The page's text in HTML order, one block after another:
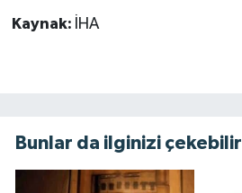
Kaynak: İHA
Bunlar da ilginizi çekebilir